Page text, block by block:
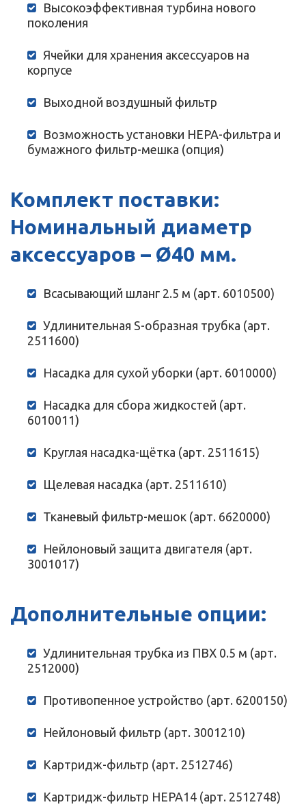
Высокоэффективная турбина нового
поколения
Ячейки для хранения аксессуаров на
корпусе
Выходной воздушный фильтр
Возможность установки HEPA-фильтра и
бумажного фильтр-мешка (опция)
Комплект поставки:
Номинальный диаметр
аксессуаров – Ø40 мм.
Всасывающий шланг 2.5 м (арт. 6010500)
Удлинительная S-образная трубка (арт.
2511600)
Насадка для сухой уборки (арт. 6010000)
Насадка для сбора жидкостей (арт.
6010011)
Круглая насадка-щётка (арт. 2511615)
Щелевая насадка (арт. 2511610)
Тканевый фильтр-мешок (арт. 6620000)
Нейлоновый защита двигателя (арт.
3001017)
Дополнительные опции:
Удлинительная трубка из ПВХ 0.5 м (арт.
2512000)
Противопенное устройство (арт. 6200150)
Нейлоновый фильтр (арт. 3001210)
Картридж-фильтр (арт. 2512746)
Картридж-фильтр HEPA14 (арт. 2512748)